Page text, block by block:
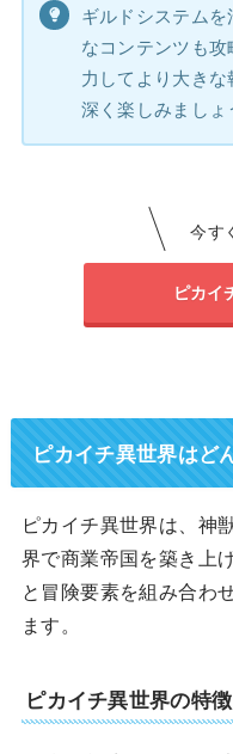
ギルドシステム
なコンテンツも
力してより大き
深く楽しみましょ
今す
ピカイ
ピカイチ異世界はど
ピカイチ異世界は、神
界で商業帝国を築き上
と冒険要素を組み合わ
ます。
ピカイチ異世界の特徴